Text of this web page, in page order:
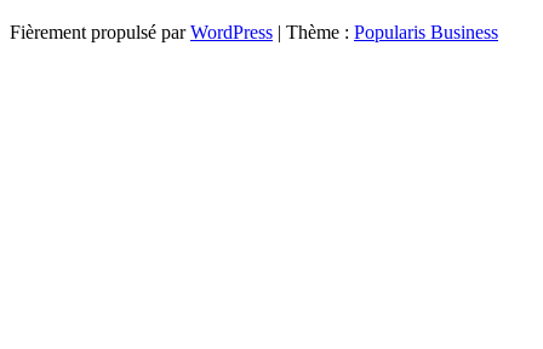
Fièrement propulsé parWordPress | Thème : Popularis Business